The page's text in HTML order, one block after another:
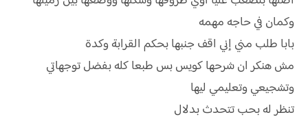
وكمان في حاجه مهمه
بابا طلب مني إني اقف جنبها بحكم القرابة وكدة
مش هنكر ان شرحها كويس بس طبعا كله بفضل توجهاتي
وتشجيعي وتعليمي ليها
تنظر له بحب تتحدث بدلال